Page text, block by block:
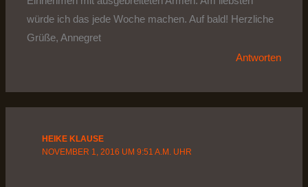
würde ich das jede Woche machen. Auf bald! Herzliche
Grüße, Annegret
Antworten
HEIKE KLAUSE
NOVEMBER 1, 2016 UM 9:51 A.M. UHR